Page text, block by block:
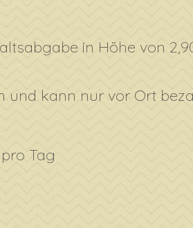
in Höhe von
und kann nur vor Ort
Tag